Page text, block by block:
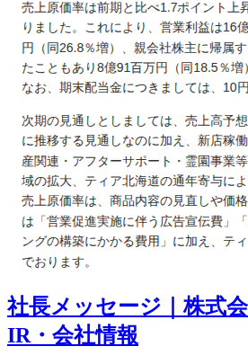
社長メッセージ｜株式会
IR・会社情報